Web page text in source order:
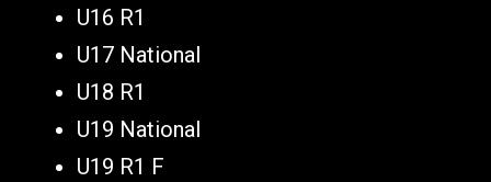
U16 R1
U17 National
U18 R1
U19 National
U19 R1 F